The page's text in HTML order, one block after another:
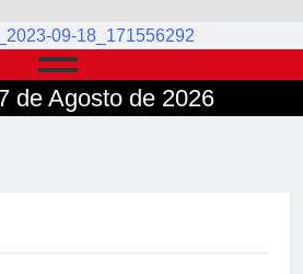
de Agosto de 2026